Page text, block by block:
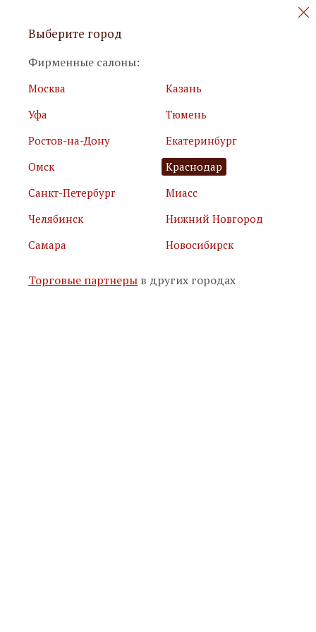
Персональные акции и новинки
Я принимаю
условия использования сайта
Я соглашаюсь сполитикой обработки персональных
Подписаться
Выберите город
Фирменные салоны:
Москва
Казань
Уфа
Тюмень
Ростов-на-Дону
Екатеринбург
Омск
Краснодар
Санкт-Петербург
Миасс
Челябинск
Нижний Новгород
Самара
Новосибирск
Торговые партнеры в других городах